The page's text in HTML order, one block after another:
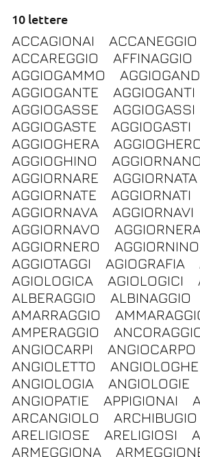
10 lettere
ACCAGIONAI
ACCANEGGIO
ACCAREGGIO
AFFINAGGIO
AGGIOGAMMO
AGGIOGANTE
AGGIOGANTI
AGGIOGASSE
AGGIOGASSI
AGGIOGASTE
AGGIOGASTI
AGGIOGHERA
AGGIOGHINO
AGGIORNANO
AGGIORNARE
AGGIORNATA
AGGIORNATE
AGGIORNATI
AGGIORNAVA
AGGIORNAVI
AGGIORNAVO
AGGIORNERO
AGGIORNINO
AGGIOTAGGI
AGIOGRAFIA
AGIOLOGICA
AGIOLOGICI
ALBERAGGIO
ALBINAGGIO
AMARRAGGIO
AMPERAGGIO
ANGIOCARPI
ANGIOCARPO
ANGIOLETTO
ANGIOLOGHE
ANGIOLOGIA
ANGIOLOGIE
ANGIOPATIE
APPIGIONAI
ARCANGIOLO
ARCHIBUGIO
ARELIGIOSE
ARELIGIOSI
ARMEGGIONA